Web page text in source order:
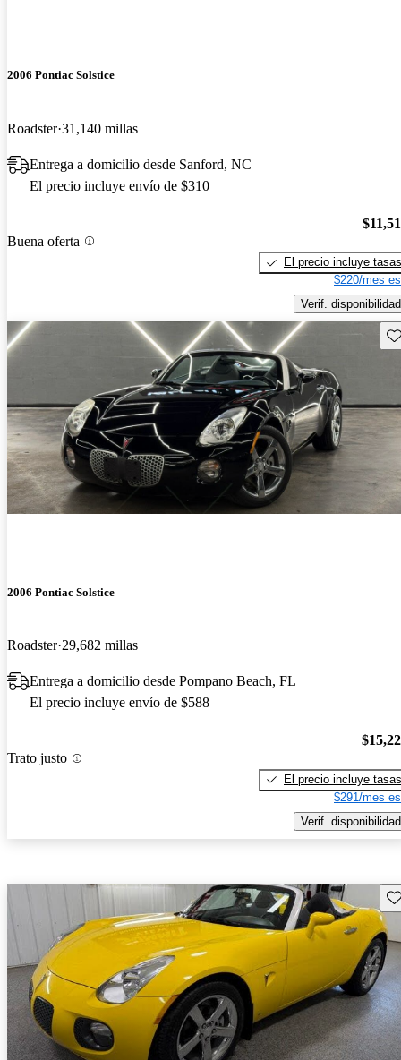
2006 Pontiac Solstice
Roadster 31,140 millas
Entrega a domicilio desde Sanford, NC
El precio incluye envío de $310
Buena oferta
El precio incluye tasas
$220/mes
Verif. disponibilidad
2006 Pontiac Solstice
Roadster 29,682 millas
Entrega a domicilio desde Pompano Beach, FL
El precio incluye envío de $588
Trato justo
El precio incluye tasas
$291/mes
Verif. disponibilidad